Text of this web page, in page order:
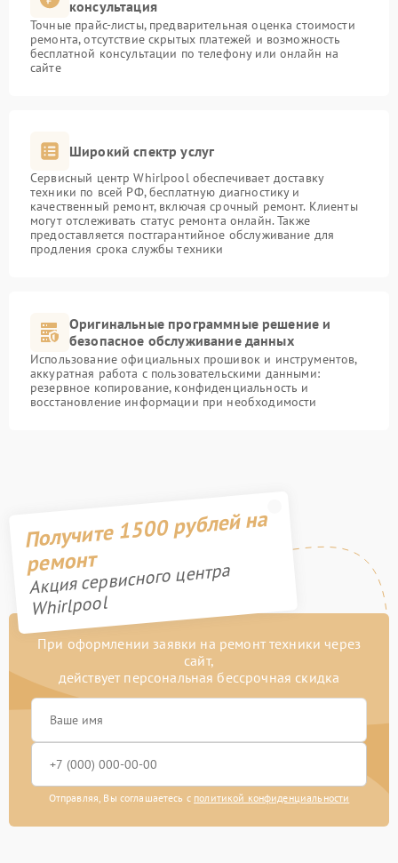
консультация
Точные прайс-листы, предварительная оценка стоимости
ремонта, отсутствие скрытых платежей и возможность
бесплатной консультации по телефону или онлайн на
сайте
Широкий спектр услуг
Сервисный центр Whirlpool обеспечивает доставку
техники по всей РФ, бесплатную диагностику и
качественный ремонт, включая срочный ремонт. Клиенты
могут отслеживать статус ремонта онлайн. Также
предоставляется постгарантийное обслуживание для
продления срока службы техники
Оригинальные программные решение и
безопасное обслуживание данных
Использование официальных прошивок и инструментов,
аккуратная работа с пользовательскими данными:
резервное копирование, конфиденциальность и
восстановление информации при необходимости
Получите 1500 рублей на
ремонт
Акция сервисного центра
Whirlpool
При оформлении заявки на ремонт техники через
сайт,
действует персональная бессрочная скидка
Отправляя, Вы соглашаетесь с политикой конфиденциальности